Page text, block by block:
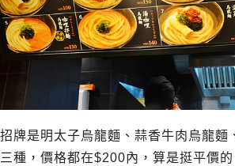
招牌是明太子烏龍麵、蒜香牛肉烏龍麵
三種，價格都在$200內，算是挺平價的